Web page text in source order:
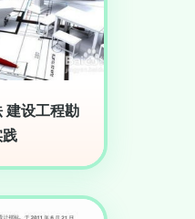
建设工程勘
践